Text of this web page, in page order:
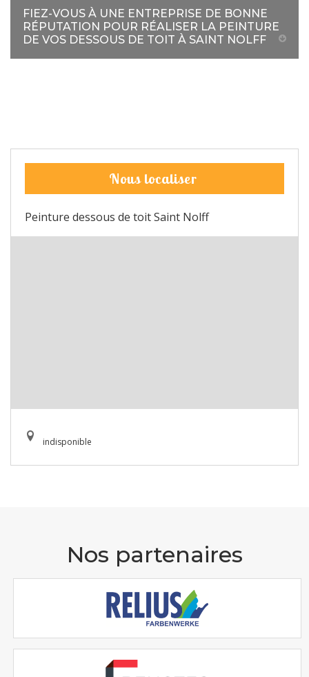
FIEZ-VOUS À UNE ENTREPRISE DE BONNE
RÉPUTATION POUR RÉALISER LA PEINTURE
DE VOS DESSOUS DE TOIT À SAINT NOLFF
Nous localiser
Peinture dessous de toit Saint Nolff
indisponible
Nos partenaires